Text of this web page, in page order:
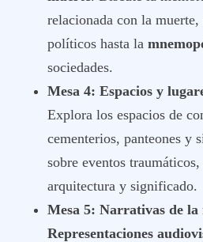
relacionada con la muerte,
políticos hasta la
sociedades.
Mesa 4: Espacios y
Explora los espacios de
cementerios, panteones y
sobre eventos
arquitectura y significado.
Mesa 5: Narrativas de la
Representaciones